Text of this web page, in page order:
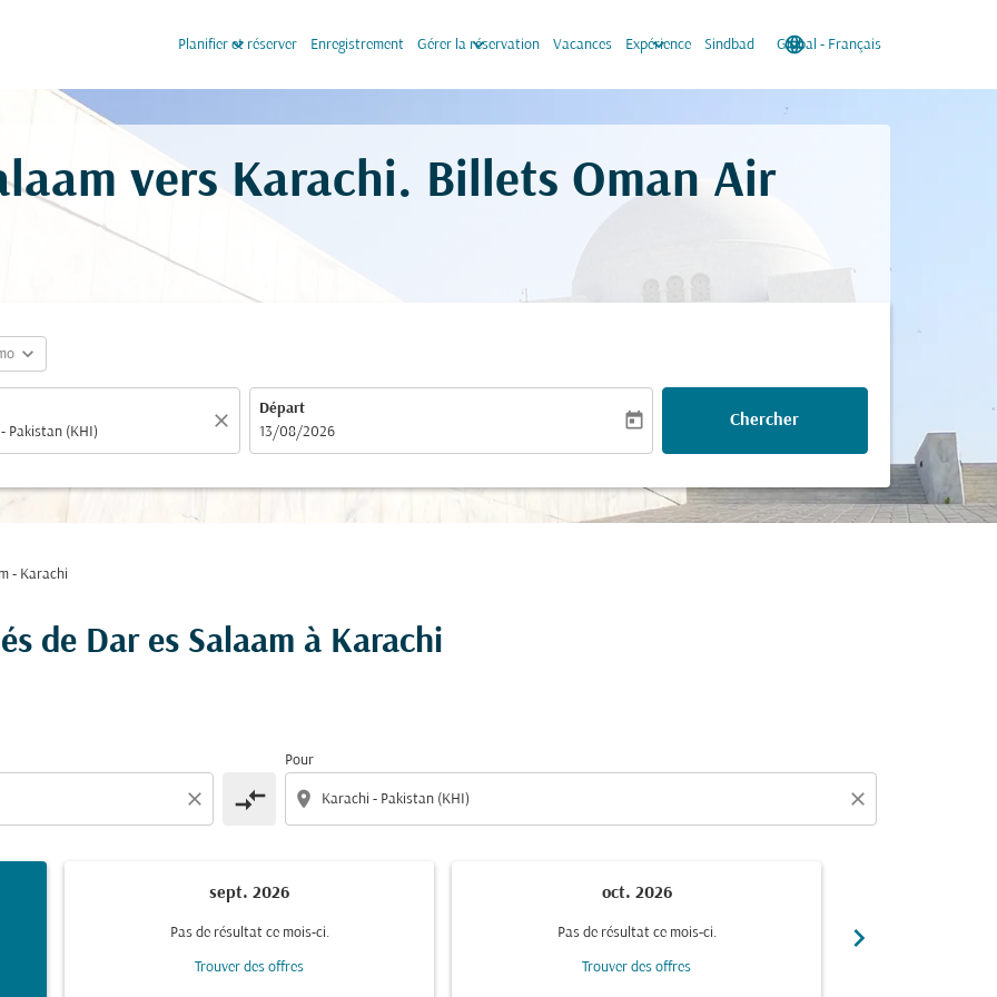
Planifier et réserver
keyboard_arrow_down Enregistrement Gérer la réservation
keyboard_arrow_down Vacances Expérience
keyboard_arrow_down Sindbad language
Global - Français
keyboard_arrow_down
vers Karachi. Billets Oman Air
expand_more
close
Départ
fc-booking-departure-date-aria-label
13/08/2026
today Chercher
- Karachi
de Dar es Salaam à Karachi
close compare_arrows
Pour
location_on close
sept. 2026
Pas de résultat ce mois-ci.
Trouver des offres
oct. 2026
Pas de résultat ce mois-ci.
Trouver des offres
chevron_right